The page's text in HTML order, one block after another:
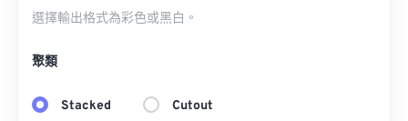
選擇輸出格式為彩色或黑白。
聚類
Stacked Cutout